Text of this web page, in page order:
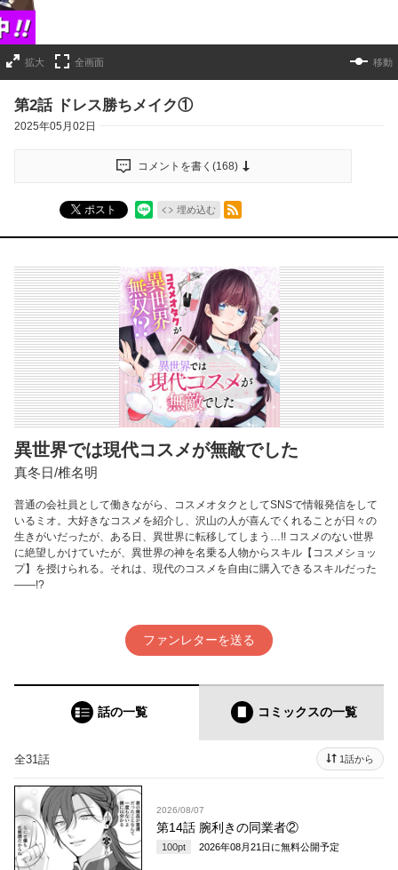
拡大 全画面 移動
第2話 ドレス勝ちメイク①
2025年05月02日
コメントを書く(168)
ポスト 埋め込む
RSSフィード
異世界では現代コスメが無敵でした
真冬日/椎名明
普通の会社員として働きながら、コスメオタクとしてSNSで情報発信をして
いるミオ。大好きなコスメを紹介し、沢山の人が喜んでくれることが日々の
生きがいだったが、ある日、異世界に転移してしまう…!! コスメのない世界
に絶望しかけていたが、異世界の神を名乗る人物からスキル【コスメショッ
プ】を授けられる。それは、現代のコスメを自由に購入できるスキルだった
——!?
ファンレターを送る
話の一覧 コミックスの一覧
全31話 1話から
2026/08/07
第14話 腕利きの同業者②
100pt 2026年08月21日 に無料公開予定